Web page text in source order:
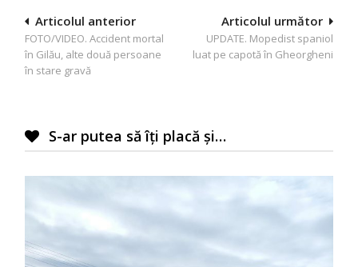
Navigare
în
articole
Articolul următor
UPDATE. Mopedist spaniol
luat pe capotă în Gheorgheni
Articolul anterior
FOTO/VIDEO. Accident mortal
în Gilău, alte două persoane
în stare gravă
S-ar putea să îți placă și…